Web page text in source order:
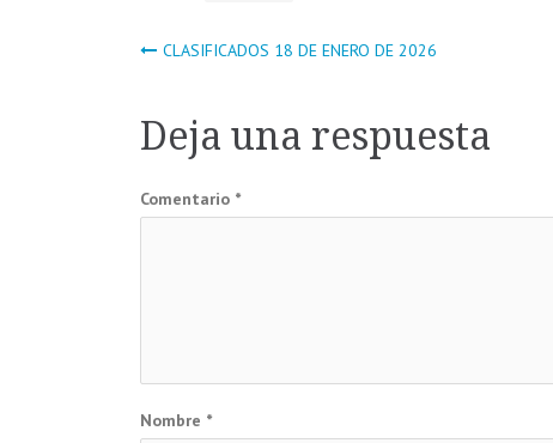
Navegación
de
entradas
CLASIFICADOS 18 DE ENERO DE 2026
Deja una respuesta
Comentario *
Nombre *